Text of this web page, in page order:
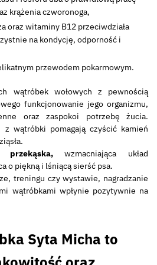
krążenia czworonoga,
oraz witaminy B12 przeciwdziała
na kondycję, odporność i
przewodem pokarmowym.
wątróbek wołowych z pewnością
funkcjonowanie jego organizmu,
oraz zaspokoi potrzebę żucia.
wątróbki pomagają czyścić kamień
przekąska,wzmacniająca układ
o piękną i lśniącą sierść psa.
treningu czy wystawie, nagradzanie
wątróbkami wpłynie pozytywnie na
Syta Micha to